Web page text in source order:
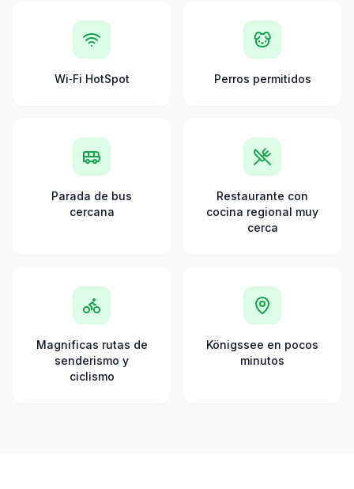
Wi‑Fi HotSpot Perros permitidos
Parada de bus
cercana
Restaurante con
cocina regional muy
cerca
Magnificas rutas de
senderismo y
ciclismo
Königssee en pocos
minutos